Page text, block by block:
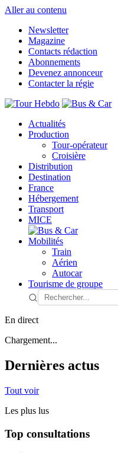
Aller au contenu
Newsletter
Magazine
Contacts rédaction
Abonnements
Devenez annonceur
Contacter la régie
Actualités
Production
Tour-opérateur
Croisière
Distribution
Destination
France
Hébergement
Transport
MICE
Mobilités
Train
Aérien
Autocar
Tourisme de groupe
En direct
Chargement...
Dernières actus
Tout voir
Les plus lus
Top consultations